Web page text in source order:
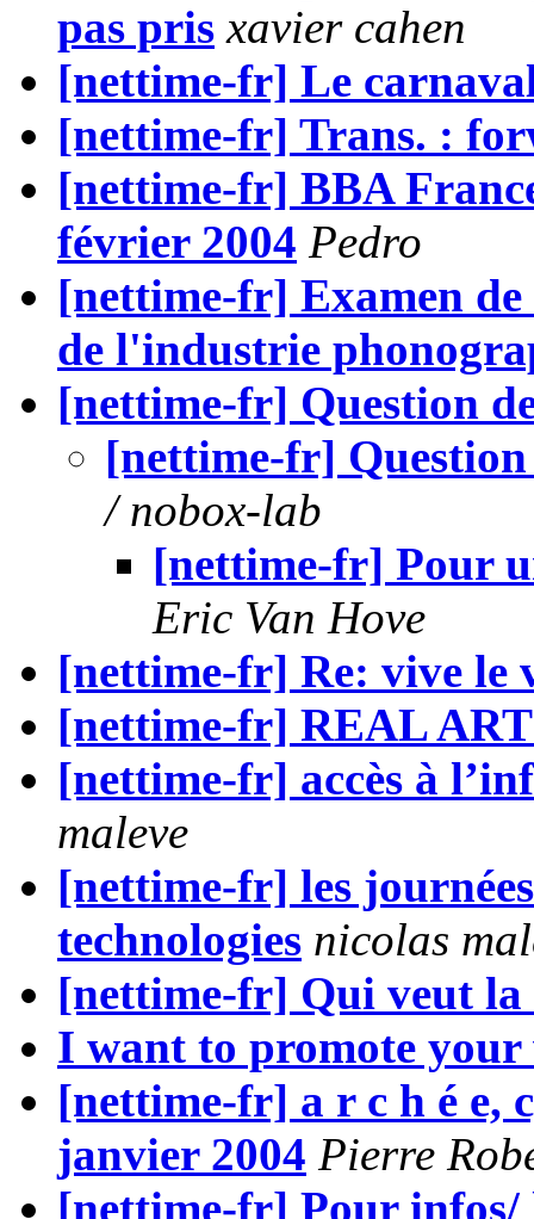
pas pris xavier cahen
[nettime-fr] Le
[nettime-fr] Trans. :
[nettime-fr] BBA
février 2004 Pedro
[nettime-fr] Examen
de l'industrie
[nettime-fr] Question
[nettime-fr]
/ nobox-lab
[nettime-fr] Pour
Eric Van Hove
[nettime-fr] Re: vive le
[nettime-fr] REAL
[nettime-fr] accès à
maleve
[nettime-fr] les
technologies nicolas
[nettime-fr] Qui veut la
I want to promote your
[nettime-fr] a r c h é e,
janvier 2004 Pierre
[nettime-fr] Pour infos/